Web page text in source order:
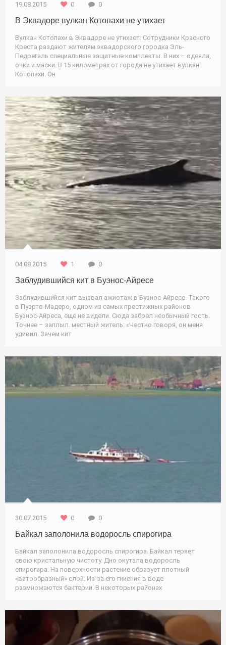
19.08.2015 0 0
В Эквадоре вулкан Котопахи не утихает
Вулкан Котопахи в Эквадоре не утихает. Сотрудники Красного
Креста раздают жителям эквадорского городка Эль-
Педрегаль специальные защитные комплекты. В них – одеяла,
очки и маски. В 15 километрах от города не утихает вулкан
Котопахи. Он
04.08.2015 1 0
Заблудившийся кит в Буэнос-Айресе
Заблудившийся кит вызвал ажиотаж в Буэнос-Айресе. Такого
в Пуэрто-Мадеро, одном из самых престижных районов
Буэнос-Айреса, еще не видели. Сюда забрел необычный гость.
Точнее – заплыл. местный житель: «Честно говоря, он меня
удивил. Зачем кит
30.07.2015 0 0
Байкал заполонила водоросль спирогира
Байкал заполонила водоросль спирогира. Байкал теряет
свою кристальную чистоту. Дно окутала водоросль
спирогира. На поверхности растение образует плотный
«ватообразный» слой. Из-за его гниения в воде
размножаются бактерии. В некоторых районах